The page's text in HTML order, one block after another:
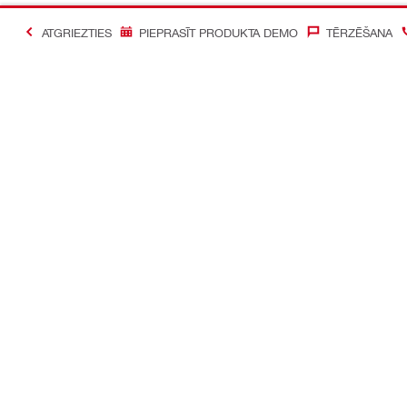
ATGRIEZTIES PIEPRASĪT PRODUKTA DEMO TĒRZĒŠANA